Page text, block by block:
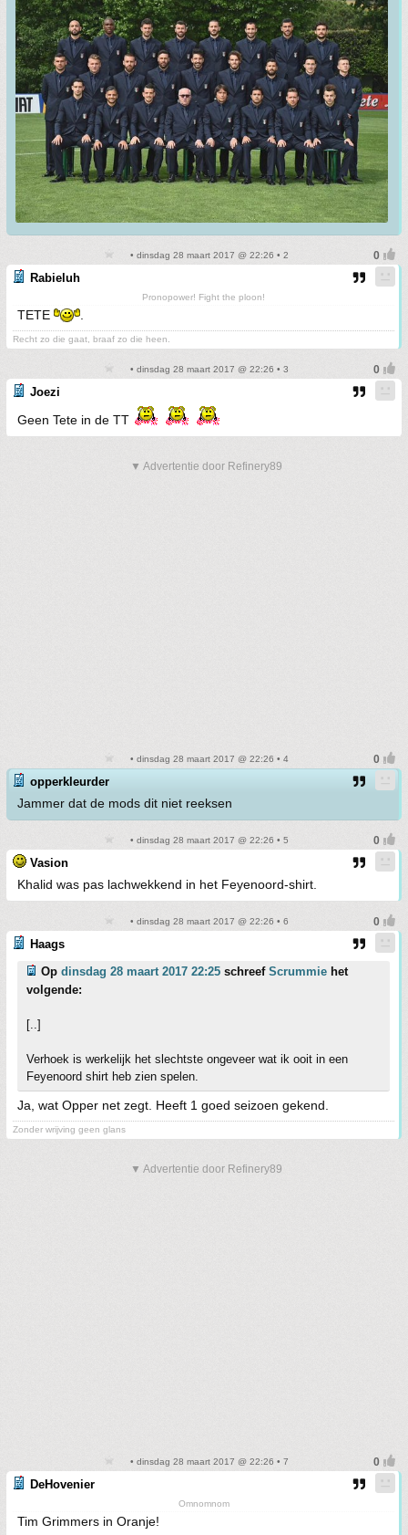
• dinsdag 28 maart 2017 @ 22:26 • 2
Rabieluh
Pronopower! Fight the ploon!
TETE
Recht zo die gaat, braaf zo die heen.
• dinsdag 28 maart 2017 @ 22:26 • 3
Joezi
Geen Tete in de TT
▼ Advertentie door Refinery89
• dinsdag 28 maart 2017 @ 22:26 • 4
opperkleurder
Jammer dat de mods dit niet reeksen
• dinsdag 28 maart 2017 @ 22:26 • 5
Vasion
Khalid was pas lachwekkend in het Feyenoord-shirt.
• dinsdag 28 maart 2017 @ 22:26 • 6
Haags
Op dinsdag 28 maart 2017 22:25 schreef Scrummie het
volgende:
[..]
Verhoek is werkelijk het slechtste ongeveer wat ik ooit in een
Feyenoord shirt heb zien spelen.
Ja, wat Opper net zegt. Heeft 1 goed seizoen gekend.
Zonder wrijving geen glans
▼ Advertentie door Refinery89
• dinsdag 28 maart 2017 @ 22:26 • 7
DeHovenier
Omnomnom
Tim Grimmers in Oranje!